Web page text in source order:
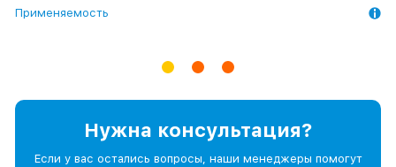
Применяемость
Применяемость
Нужна консультация?
Если у вас остались вопросы, наши менеджеры помогут